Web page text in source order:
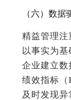
（六）数
精益管理注
以事实为
企业建立
绩效指标（
及时发现